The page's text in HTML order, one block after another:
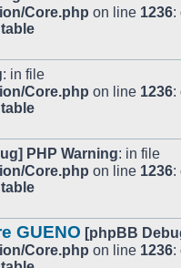
Core.php on line 1236:
: in file
Core.php on line 1236:
PHP Warning: in file
Core.php on line 1236:
GUENO [phpBB
Core.php on line 1236: